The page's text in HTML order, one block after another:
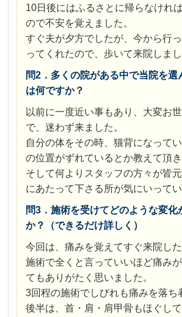
10日後にはふるさとに帰らなけれ
ので不安を覚えました。
すぐ夫が夕方でしたが、今から行
ってくれたので、歩いて来院しまし
問2．多くの院がある中で当院を選
は何ですか？
以前に一度近い事もあり、大変お
で、迷わず来ました。
自分の体をその時、猫背になって
の位置がずれているとか教えて頂き
そして何よりスタッフの方々が皆
にあたって下さる所が気にいってい
問3．施術を受けてどのような変化
か？（できるだけ詳しく）
今回は、痛みを覚えてすぐ来院し
施術で全くと言っていいほど痛み
てもありがたく思いました。
3回程の施術でしびれも痛みを落ち
後半は、首・肩・肩甲骨もほぐし